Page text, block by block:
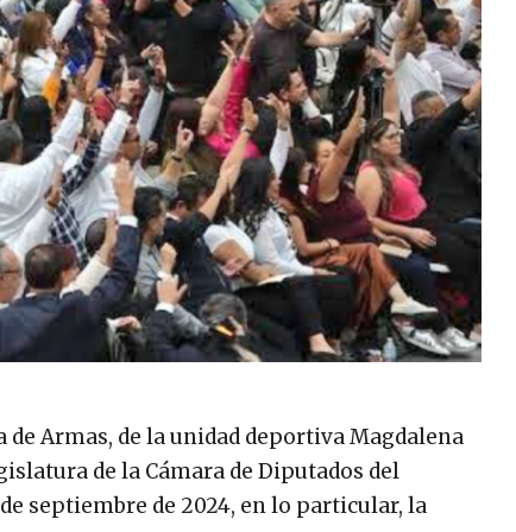
de Armas, de la unidad deportiva Magdalena
de la Cámara de Diputados del
septiembre de 2024, en lo particular, la